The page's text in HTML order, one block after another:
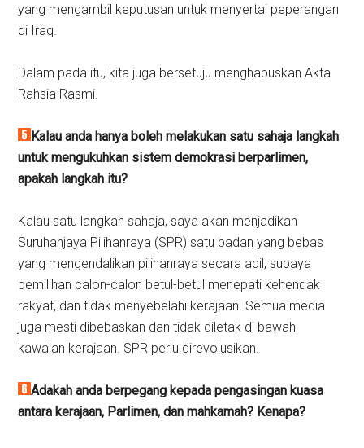
yang mengambil keputusan untuk menyertai peperangan
di Iraq.
Dalam pada itu, kita juga bersetuju menghapuskan Akta
Rahsia Rasmi.
Kalau anda hanya boleh melakukan satu sahaja langkah
untuk mengukuhkan sistem demokrasi berparlimen,
apakah langkah itu?
Kalau satu langkah sahaja, saya akan menjadikan
Suruhanjaya Pilihanraya (SPR) satu badan yang bebas
yang mengendalikan pilihanraya secara adil, supaya
pemilihan calon-calon betul-betul menepati kehendak
rakyat, dan tidak menyebelahi kerajaan. Semua media
juga mesti dibebaskan dan tidak diletak di bawah
kawalan kerajaan. SPR perlu direvolusikan.
Adakah anda berpegang kepada pengasingan kuasa
antara kerajaan, Parlimen, dan mahkamah? Kenapa?